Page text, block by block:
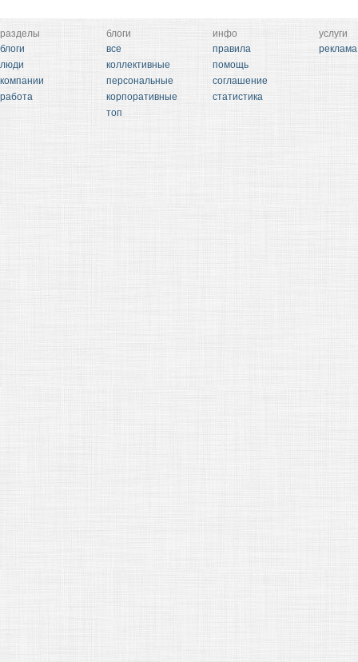
разделы
блоги
люди
компании
работа
блоги
все
коллективные
персональные
корпоративные
топ
инфо
правила
помощь
соглашение
статистика
услуги
реклама